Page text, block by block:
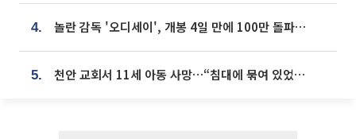
4. 놀란 감독 '오디세이', 개봉 4일 만에 100만 돌파⋯'왕사남' 보다 빠르다
5. 천안 교회서 11세 아동 사망…“침대에 묶여 있었다” 진술 확보